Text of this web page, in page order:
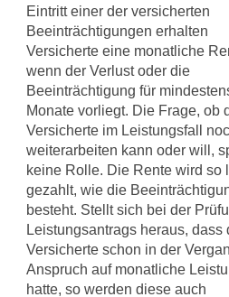
Eintritt einer der versicherten
Beeinträchtigungen erhalten
Versicherte eine monatliche
wenn der Verlust oder die
Beeinträchtigung für
Monate vorliegt. Die Frage, ob
Versicherte im Leistungsfall
weiterarbeiten kann oder will,
keine Rolle. Die Rente wird so
gezahlt, wie die
besteht. Stellt sich bei der
Leistungsantrags heraus, dass
Versicherte schon in der
Anspruch auf monatliche
hatte, so werden diese auch